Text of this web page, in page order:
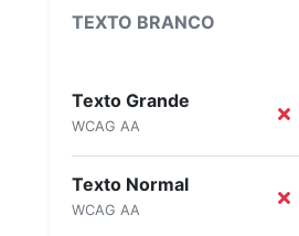
TEXTO BRANCO
Texto Grande
WCAG AA
Texto Normal
WCAG AA